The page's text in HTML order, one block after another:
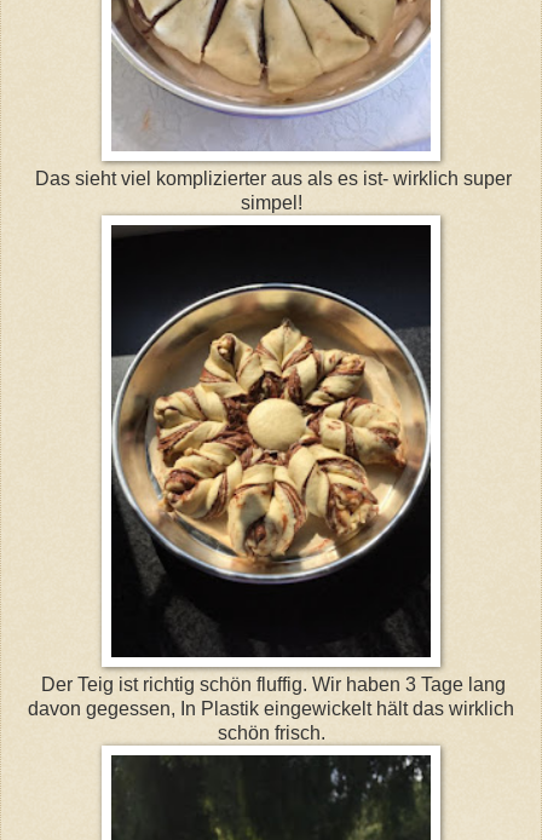
Das sieht viel komplizierter aus als es ist- wirklich super
simpel!
Der Teig ist richtig schön fluffig. Wir haben 3 Tage lang
davon gegessen, In Plastik eingewickelt hält das wirklich
schön frisch.